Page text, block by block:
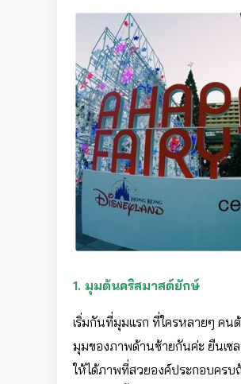
1. มุมต้นคริสมาสต์ยักษ์
เริ่มกันที่มุมแรก ที่ใครหลายๆ คน
มุมของภาพด้านซ้ายกันค่ะ ยืนเซ
ให้ได้ภาพที่สวยองค์ประกอบครบ